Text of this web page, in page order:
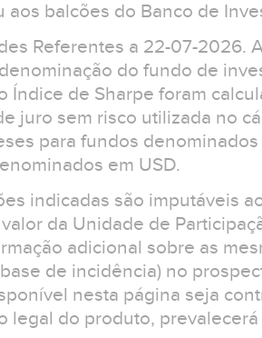
aos balcões do Banco de
Referentes a 22-07-2026.
do fundo de
Índice de Sharpe foram
juro sem risco utilizada no
para fundos
em USD.
indicadas são imputáveis
da Unidade de
adicional sobre as
de incidência) no
nesta página seja
legal do produto,